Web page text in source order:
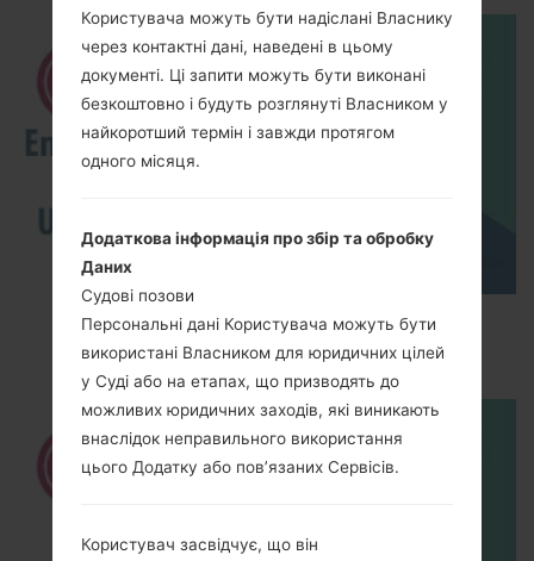
How to Enable Developer Options & USB
Debugging on LG ?
Користувача можуть бути надіслані Власнику
через контактні дані, наведені в цьому
документі. Ці запити можуть бути виконані
безкоштовно і будуть розглянуті Власником у
найкоротший термін і завжди протягом
одного місяця.
Додаткова інформація про збір та обробку
Даних
Судові позови
Персональні дані Користувача можуть бути
використані Власником для юридичних цілей
у Суді або на етапах, що призводять до
можливих юридичних заходів, які виникають
внаслідок неправильного використання
цього Додатку або пов’язаних Сервісів.
Користувач засвідчує, що він